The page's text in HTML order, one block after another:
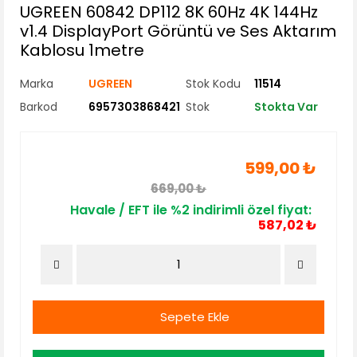
UGREEN 60842 DP112 8K 60Hz 4K 144Hz
v1.4 DisplayPort Görüntü ve Ses Aktarım
Kablosu 1metre
Marka UGREEN Stok Kodu
11514
Barkod
6957303868421 Stok Stokta Var
599,00 ₺
669,00 ₺
Havale / EFT ile %2 indirimli özel fiyat:
587,02 ₺
Sepete Ekle